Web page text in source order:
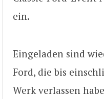
ein.
Eingeladen sind
Ford, die bis
Werk verlassen